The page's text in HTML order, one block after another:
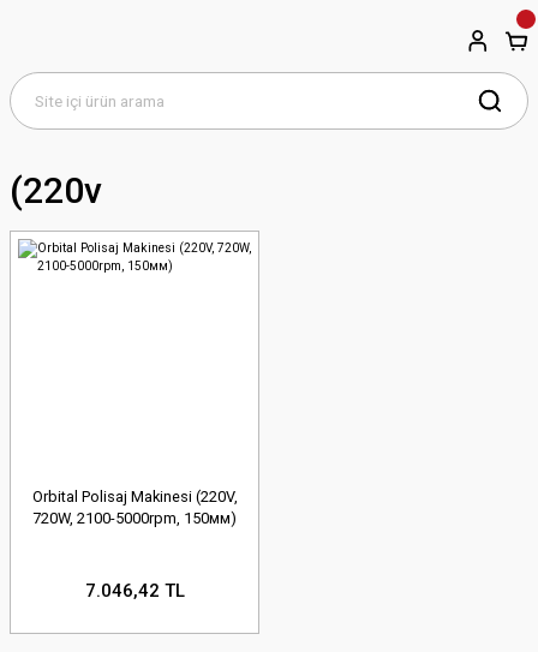
(220v
Orbital Polisaj Makinesi (220V,
720W, 2100-5000rpm, 150мм)
7.046,42 TL